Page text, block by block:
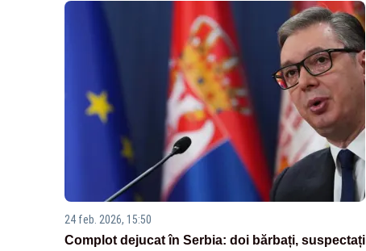
24 feb. 2026, 15:50
Complot dejucat în Serbia: doi bărbați, suspectați